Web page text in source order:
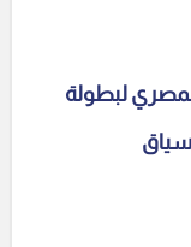
لبطولة
سياق